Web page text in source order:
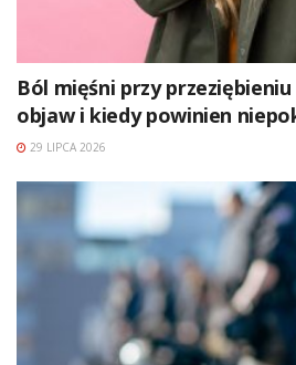
Ból mięśni przy
objaw i kiedy powinien
29 LIPCA 2026